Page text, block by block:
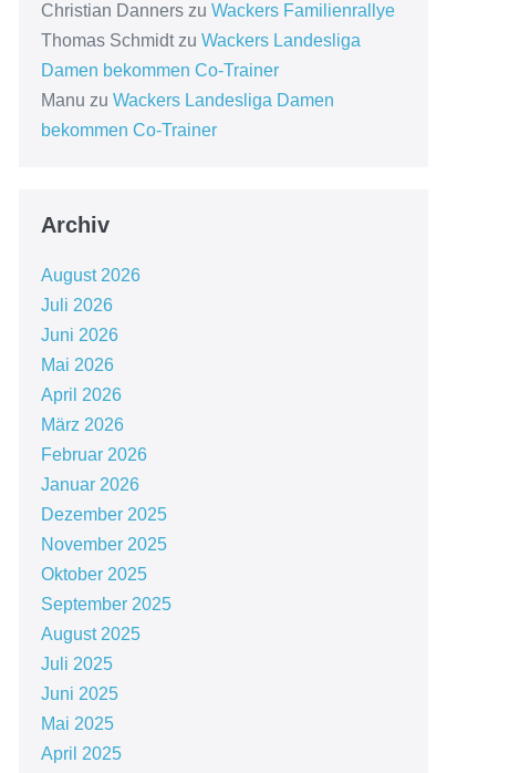
Christian Dannerszu Wackers Familienrallye
Thomas Schmidtzu Wackers Landesliga
Damen bekommen Co-Trainer
Manu zu Wackers Landesliga Damen
bekommen Co-Trainer
Archiv
August 2026
Juli 2026
Juni 2026
Mai 2026
April 2026
März 2026
Februar 2026
Januar 2026
Dezember 2025
November 2025
Oktober 2025
September 2025
August 2025
Juli 2025
Juni 2025
Mai 2025
April 2025